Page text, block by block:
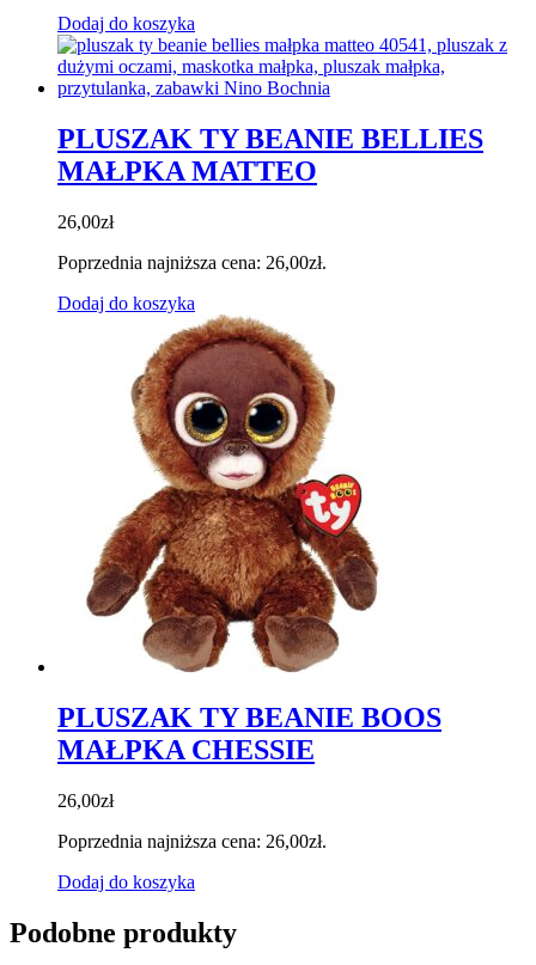
Dodaj do koszyka
PLUSZAK TY BEANIE BELLIES
MAŁPKA MATTEO
26,00zł
Poprzednia najniższa cena: 26,00zł.
Dodaj do koszyka
PLUSZAK TY BEANIE BOOS
MAŁPKA CHESSIE
26,00zł
Poprzednia najniższa cena: 26,00zł.
Dodaj do koszyka
Podobne produkty